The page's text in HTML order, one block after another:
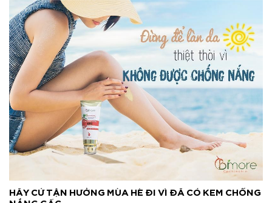
HÃY CỨ TẬN HƯỞNG MÙA HÈ ĐI VÌ ĐÃ CÓ KEM CHỐNG